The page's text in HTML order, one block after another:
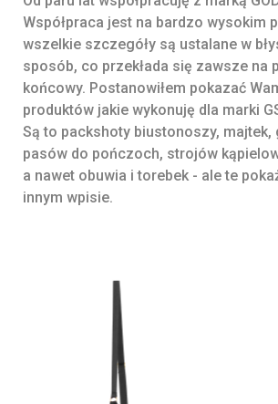
Współpraca jest na bardzo wysokim
wszelkie szczegóły są ustalane w
sposób, co przekłada się zawsze na
końcowy. Postanowiłem pokazać
produktów jakie wykonuję dla marki
Są to packshoty biustonoszy, majtek,
pasów do pończoch, strojów
a nawet obuwia i torebek - ale te
innym wpisie.